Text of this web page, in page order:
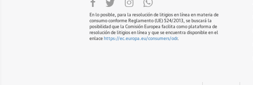
En lo posible, para la resolución de litigios en línea en materia de
consumo conforme Reglamento (UE) 524/2013, se buscará la
posibilidad que la Comisión Europea facilita como plataforma de
resolución de litigios en línea y que se encuentra disponible en el
enlace https://ec.europa.eu/consumers/odr.